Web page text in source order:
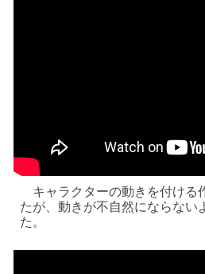
キャラクターの動きを付ける
たが、動きが不自然にならない
た。